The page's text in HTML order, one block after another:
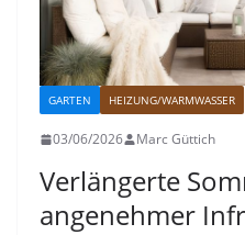
GARTEN HEIZUNG/WARMWASSER
03/06/2026 Marc Güttich
Verlängerte
angenehmer